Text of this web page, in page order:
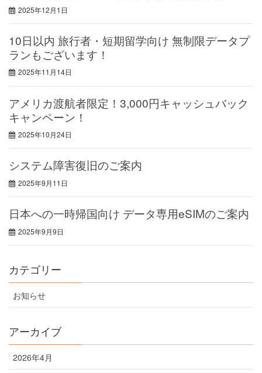
2025年12月1日
10日以内 旅行者・短期留学向け 無制限データプ
ランもございます！
2025年11月14日
アメリカ渡航者限定！3,000円キャッシュバック
キャンペーン！
2025年10月24日
システム障害復旧のご案内
2025年9月11日
日本への一時帰国向け データ専用eSIMのご案内
2025年9月9日
カテゴリー
お知らせ
アーカイブ
2026年4月